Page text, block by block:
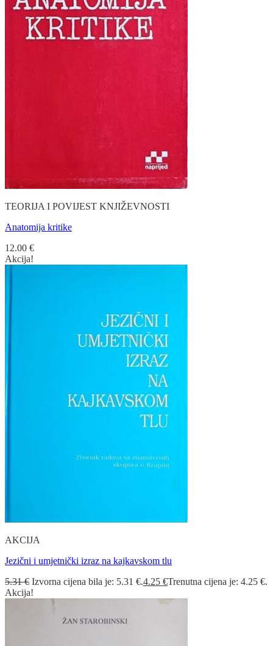
TEORIJA I POVIJEST KNJIŽEVNOSTI
Anatomija kritike
12.00 €
Akcija!
AKCIJA
Jezični i umjetnički izraz na kajkavskom tlu
5.31€ Izvorna cijena bila je: 5.31 €.4.25 €Trenutna cijena je: 4.25 €.
Akcija!